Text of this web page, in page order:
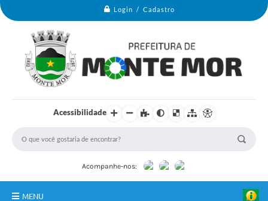
Login / Cadastro
Acessibilidade
Acompanhe-nos:
MENU